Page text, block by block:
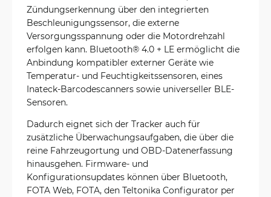
Zündungserkennung über den integrierten
Beschleunigungssensor, die externe
Versorgungsspannung oder die Motordrehzahl
erfolgen kann. Bluetooth® 4.0 + LE ermöglicht die
Anbindung kompatibler externer Geräte wie
Temperatur- und Feuchtigkeitssensoren, eines
Inateck-Barcodescanners sowie universeller BLE-
Sensoren.
Dadurch eignet sich der Tracker auch für
zusätzliche Überwachungsaufgaben, die über die
reine Fahrzeugortung und OBD-Datenerfassung
hinausgehen. Firmware- und
Konfigurationsupdates können über Bluetooth,
FOTA Web, FOTA, den Teltonika Configurator per